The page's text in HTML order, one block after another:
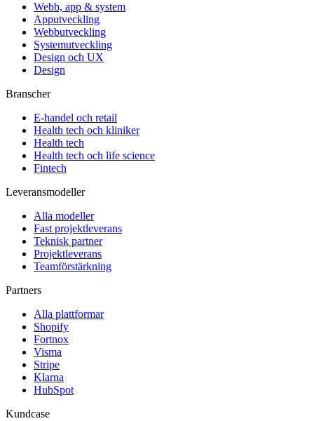
Webb, app & system
Apputveckling
Webbutveckling
Systemutveckling
Design och UX
Design
Branscher
E-handel och retail
Health tech och kliniker
Health tech
Health tech och life science
Fintech
Leveransmodeller
Alla modeller
Fast projektleverans
Teknisk partner
Projektleverans
Teamförstärkning
Partners
Alla plattformar
Shopify
Fortnox
Visma
Stripe
Klarna
HubSpot
Kundcase